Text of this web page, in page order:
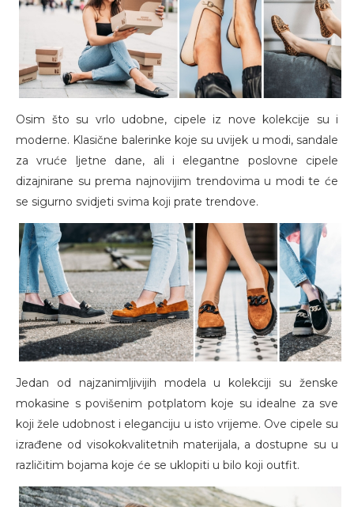
Osim što su vrlo udobne, cipele iz nove kolekcije su i
moderne. Klasične balerinke koje su uvijek u modi, sandale
za vruće ljetne dane, ali i elegantne poslovne cipele
dizajnirane su prema najnovijim trendovima u modi te će
se sigurno svidjeti svima koji prate trendove.
Jedan od najzanimljivijih modela u kolekciji su ženske
mokasine s povišenim potplatom koje su idealne za sve
koji žele udobnost i eleganciju u isto vrijeme. Ove cipele su
izrađene od visokokvalitetnih materijala, a dostupne su u
različitim bojama koje će se uklopiti u bilo koji outfit.